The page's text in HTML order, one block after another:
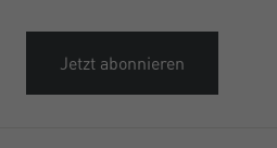
Jetzt abonnieren